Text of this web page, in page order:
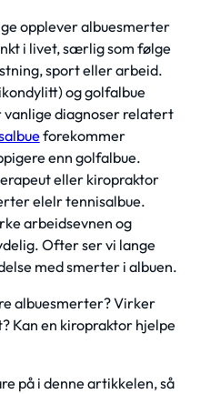
opplever albuesmerter
i livet, særlig som følge
sport eller arbeid.
og golfalbue
diagnoser relatert
forekommer
enn golfalbue.
eller kiropraktor
elelr tennisalbue.
arbeidsevnen og
Ofter ser vi lange
med smerter i albuen.
albuesmerter? Virker
Kan en kiropraktor hjelpe
på i denne artikkelen, så